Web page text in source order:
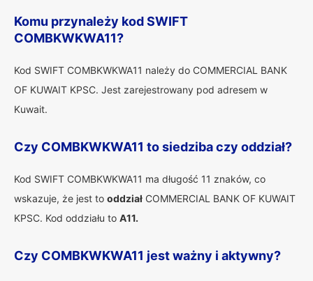
Komu przynależy kod SWIFT
COMBKWKWA11?
Kod SWIFT COMBKWKWA11 należy do COMMERCIAL BANK
OF KUWAIT KPSC. Jest zarejestrowany pod adresem w
Kuwait.
Czy COMBKWKWA11 to siedziba czy oddział?
Kod SWIFT COMBKWKWA11 ma długość 11 znaków, co
wskazuje, że jest to oddział COMMERCIAL BANK OF KUWAIT
KPSC. Kod oddziału to A11.
Czy COMBKWKWA11 jest ważny i aktywny?